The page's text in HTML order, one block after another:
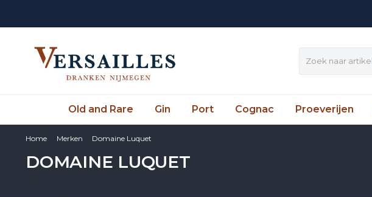
Old and Rare Gin Port Cognac Proeverijen
Home Merken Domaine Luquet
DOMAINE LUQUET